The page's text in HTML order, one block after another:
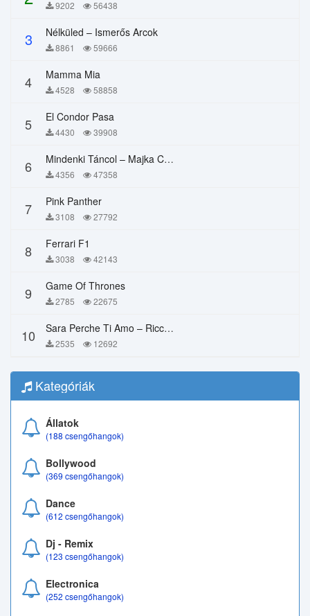
9202 56438
3 Nélküled – Ismerős Arcok
8861 59666
4 Mamma Mia
4528 58858
5 El Condor Pasa
4430 39908
6 Mindenki Táncol – Majka Curtis, Péter Majoros
4356 47358
7 Pink Panther
3108 27792
8 Ferrari F1
3038 42143
9 Game Of Thrones
2785 22675
10 Sara Perche Ti Amo – Ricchi E Poveri
2535 12692
Kategóriák
Állatok
(188 csengőhangok)
Bollywood
(369 csengőhangok)
Dance
(612 csengőhangok)
Dj - Remix
(123 csengőhangok)
Electronica
(252 csengőhangok)